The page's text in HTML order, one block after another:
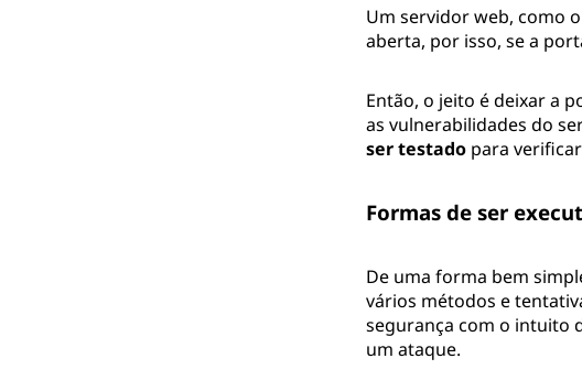
Um servidor web, como
aberta, por isso, se a
Então, o jeito é deixar a
as vulnerabilidades do
ser testado para
Formas de ser
De uma forma bem
vários métodos e
segurança com o intuito
um ataque.